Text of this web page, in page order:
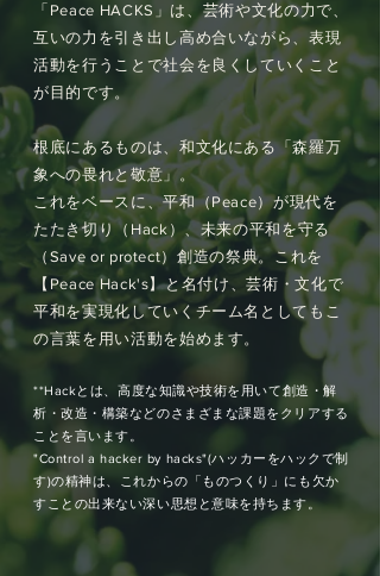
「Peace HACKS」は、​芸術や文化の力で、
互いの力を引き出し高め合いながら、表現
活動を行うことで社会を良くしていくこと
が目的です。
根底にあるものは、和文化にある「森羅万
象への畏れと敬意」。
これをベースに、平和（Peace）が現代を
たたき切り（Hack）、未来の平和を守る
（Save or protect）創造の祭典。これを
【Peace Hack's】と名付け、芸術・文化で
平和を実現化していくチーム名としてもこ
の言葉を用い活動を始めます。
**Hackとは、高度な知識や技術を用いて創造・解
析・改造・構築などのさまざまな課題をクリアする
ことを言います。
"Control a hacker by hacks"(​ハッカーをハックで制
す)の精神は、これからの「ものつくり」にも欠か
すことの出来ない深い思想と意味を持ちます。